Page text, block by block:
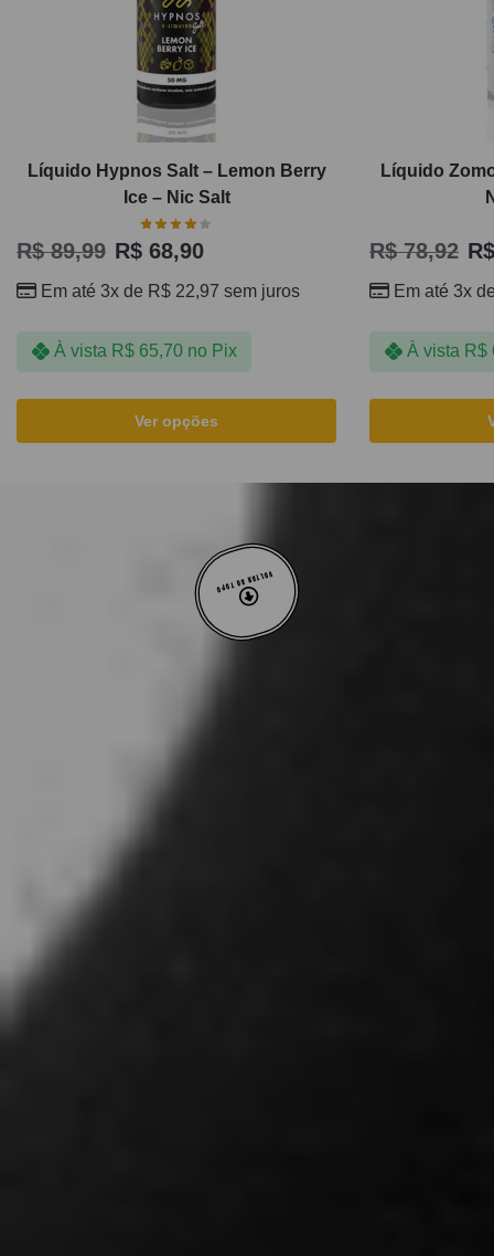
Líquido Hypnos Salt – Lemon Berry
Ice – Nic Salt
R$89,99 R$ 68,90
Em até 3x de R$ 22,97 sem juros
À vista R$65,70 no Pix
Ver opções
Líquido
R$78,92 R$
Em até 3x
À vista R$
VOLTAR AO TOPO